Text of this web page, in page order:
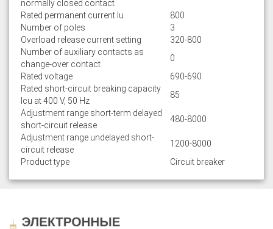
normally closed contact
Rated permanent current Iu
800
Number of poles
3
Overload release current setting
320-800
Number of auxiliary contacts as
change-over contact
0
Rated voltage
690-690
Rated short-circuit breaking capacity
lcu at 400 V, 50 Hz
85
Adjustment range short-term delayed
short-circuit release
480-8000
Adjustment range undelayed short-
circuit release
1200-8000
Product type
Circuit breaker